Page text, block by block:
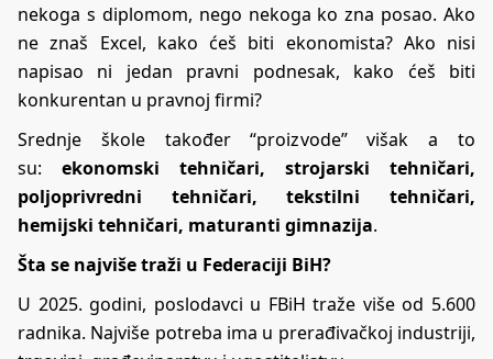
nekoga s diplomom, nego nekoga ko zna posao. Ako
ne znaš Excel, kako ćeš biti ekonomista? Ako nisi
napisao ni jedan pravni podnesak, kako ćeš biti
konkurentan u pravnoj firmi?
Srednje škole također “proizvode” višak a to
su: ekonomski tehničari, strojarski tehničari,
poljoprivredni tehničari, tekstilni tehničari,
hemijski tehničari, maturanti gimnazija.
Šta se najviše traži u Federaciji BiH?
U 2025. godini, poslodavci u FBiH traže više od 5.600
radnika. Najviše potreba ima u prerađivačkoj industriji,